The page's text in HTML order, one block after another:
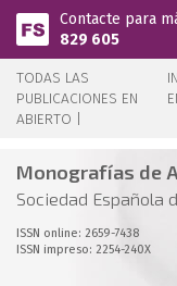
Pasar al contenido
Contacte para
829 605
TODAS LAS
PUBLICACIONES EN
ABIERTO |
Monografías de
Sociedad Española
ISSN online: 2659-7438
ISSN impreso: 2254-240X